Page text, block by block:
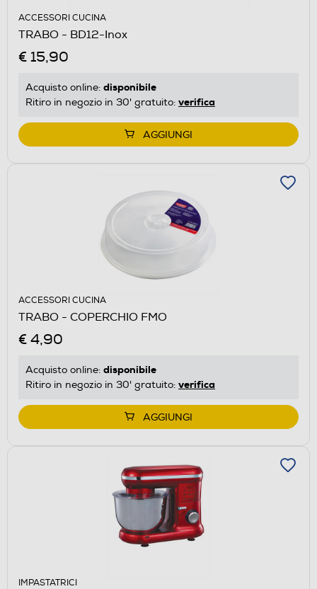
ACCESSORI CUCINA
TRABO - BD12-Inox
€ 15,90
Acquisto online: disponibile
Ritiro in negozio in 30' gratuito: verifica
AGGIUNGI
ACCESSORI CUCINA
TRABO - COPERCHIO FMO
€ 4,90
Acquisto online: disponibile
Ritiro in negozio in 30' gratuito: verifica
AGGIUNGI
IMPASTATRICI